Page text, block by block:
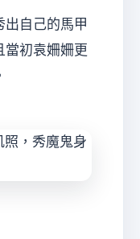
出自己的馬甲
當初袁姍姍更